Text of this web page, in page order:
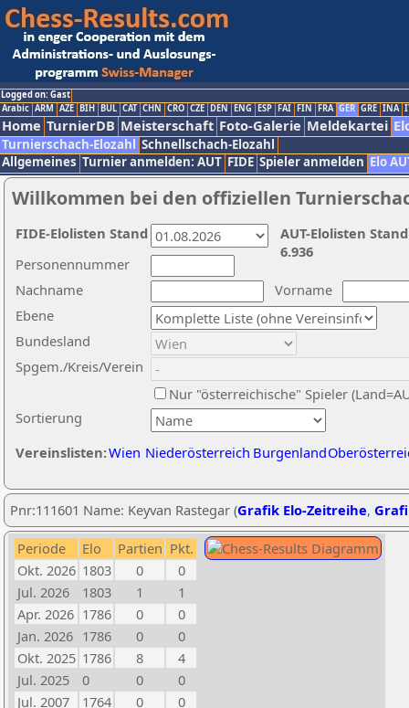
Logged on: Gast
Arabic ARM AZE BIH BUL CAT CHN CRO CZE DEN ENG ESP FAI FIN FRA GER GRE INA
Home TurnierDB Meisterschaft Foto-Galerie Meldekartei
Turnierschach-Elozahl Schnellschach-Elozahl
Allgemeines Turnier anmelden: AUT FIDE Spieler anmelden Elo
Willkommen bei den offiziellen
Nachname
Vorname
Ebene
Sortierung
Personennummer
Bundesland
Spgem./Kreis/Verein
Nur "österreichische" Spieler
Vereinslisten:Wien Niederösterreich Burgenland
AUT-Elolisten
6.936
FIDE-Elolisten Stand
Pnr:111601 Name: Keyvan Rastegar (Grafik Elo-Zeitreihe,
Periode Elo Partien Pkt.
Okt. 2026 1803 0
0
Jul. 2026
1803 1
1
Apr. 2026 1786 0
0
Jan. 2026 1786 0
0
Okt. 2025 1786 8
4
Jul. 2025
0 0
0
Jul. 2007
1764 0
0